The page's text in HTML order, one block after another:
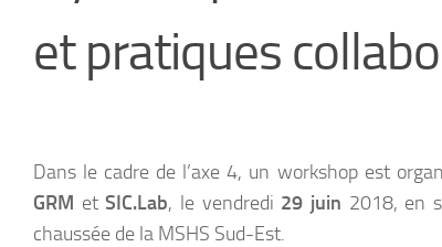
et pratiques
Dans le cadre de l’axe 4, un workshop est
GRM etSIC.Lab, le vendredi 29 juin 2018, en
chaussée de la MSHS Sud-Est.